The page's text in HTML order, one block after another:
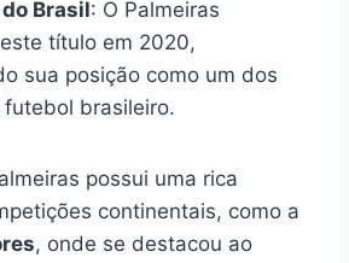
Brasil: O Palmeiras
título em 2020,
sua posição como um dos
brasileiro.
possui uma rica
continentais, como a
, onde se destacou ao